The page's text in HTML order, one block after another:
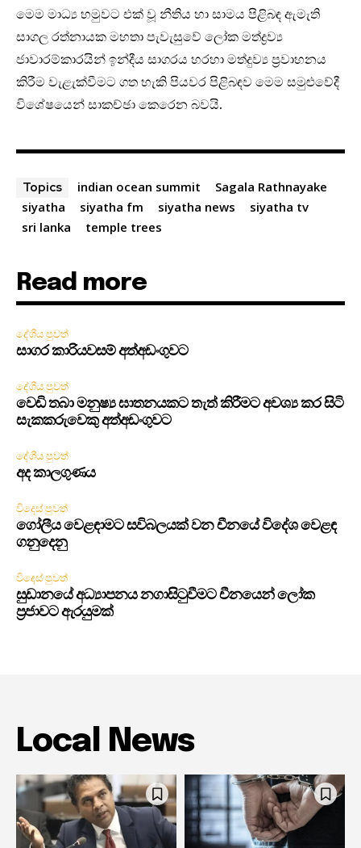
මෙම මාධ්‍ය හමුවට එක් වූ නීතිය හා සාමය පිළිබඳ ඇමැති
සාගල රත්නායක මහතා පැවැසුවේ ලෝක මත්ද්‍රව්‍ය
ජාවාරම්කාරයින් ඉන්දීය සාගරය හරහා මත්දුව්‍ය ප්‍රවාහනය
කිරීම වැළැක්වීමට ගත හැකි පියවර පිළිබඳව මෙම සමුළුවේදී
විශේෂයෙන් සාකච්ඡා කෙරෙන බවයි.
Topics indian ocean summit
Sagala Rathnayake
siyatha
siyatha fm siyatha news
siyatha tv
sri lanka
temple trees
Read more
දේශීය පුවත්
සාගර කාරියවසම් අත්අඩංගුවට
දේශීය පුවත්
වෙඩි තබා මනුෂ්‍ය ඝාතනයකට තැත් කිරීමට අවශ්‍ය කර සිටි
සැකකරුවෙකු අත්අඩංගුවට
දේශීය පුවත්
අද කාලගුණය
විදෙස් පුවත්
ගෝලීය වෙළඳාමට සවිබලයක් වන චීනයේ විදේශ වෙළඳ
ගනුදෙනු
විදෙස් පුවත්
සුඩානයේ අධ්‍යාපනය නගාසිටුවීමට චීනයෙන් ලෝක
ප්‍රජාවට ඇරයුමක්
Local News